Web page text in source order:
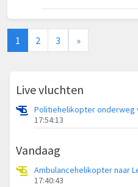
1 2 3 »
Live vluchten
17:54:13
Vandaag
17:40:43